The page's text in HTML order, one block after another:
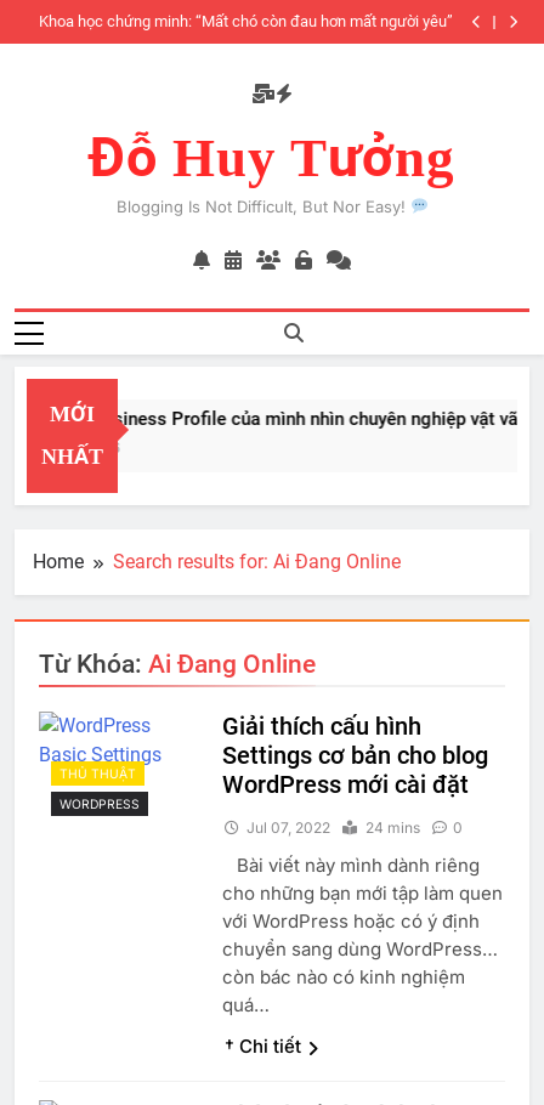
to
Khoa học chứng minh: “Mất chó còn đau hơn mất người yêu”
Đỗ Huy Tưởng
Blogging Is Not Difficult, But Nor Easy!
MỚI
NHẤT
PayPal Business Profile của mình nhìn chuyên nghiệp vật vã
Feb 22, 2026
Home Search results for: Ai Đang Online
Từ Khóa: Ai Đang Online
THỦ THUẬT
WORDPRESS
Giải thích cấu hình
Settings cơ bản cho blog
WordPress mới cài đặt
Jul 07, 2022 24 mins 0
Bài viết này mình dành riêng
cho những bạn mới tập làm quen
với WordPress hoặc có ý định
chuyển sang dùng WordPress…
còn bác nào có kinh nghiệm
quá…
† Chi tiết